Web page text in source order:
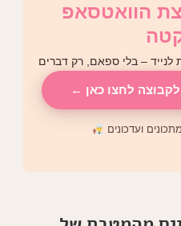
הוואטסאפ
לנייד – בלי ספאם, רק דברים
לחצו כאן ←
ועדכונים